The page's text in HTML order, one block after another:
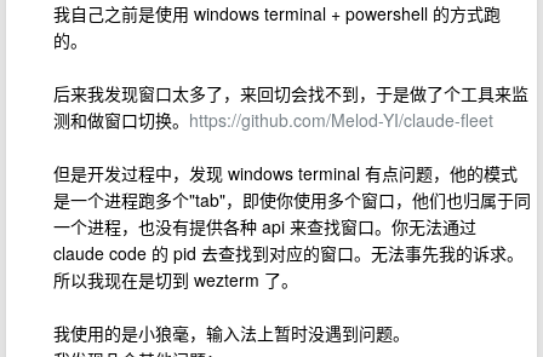
我自己之前是使用 windows terminal + powershell 的方式跑
的。
后来我发现窗口太多了，来回切会找不到，于是做了个工具来监
测和做窗口切换。 https://github.com/Melod-YI/claude-fleet
但是开发过程中，发现 windows terminal 有点问题，他的模式
是一个进程跑多个"tab"，即使你使用多个窗口，他们也归属于同
一个进程，也没有提供各种 api 来查找窗口。你无法通过
claude code 的 pid 去查找到对应的窗口。无法事先我的诉求。
所以我现在是切到 wezterm 了。
我使用的是小狼毫，输入法上暂时没遇到问题。